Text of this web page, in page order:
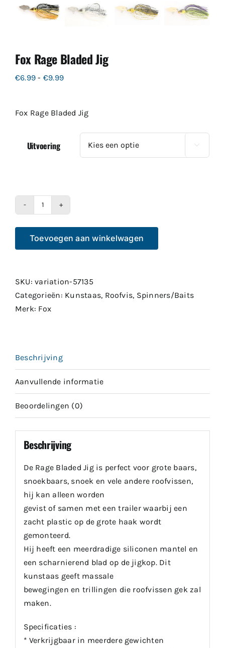
Fox Rage Bladed Jig
€6.99 - €9.99Prijsklasse:
€9.99
Fox Rage Bladed Jig
Uitvoering 
Bladed
Jig
Toevoegen aan winkelwagen
SKU:variation-57135
Categorieën: Kunstaas, Roofvis, Spinners/Baits
Merk: Fox
Beschrijving
Aanvullende informatie
Beoordelingen (0)
Beschrijving
De Rage Bladed Jig is perfect voor grote baars,
snoekbaars, snoek en vele andere roofvissen,
hij kan alleen worden
gevist of samen met een trailer waarbij een
zacht plastic op de grote haak wordt
gemonteerd.
Hij heeft een meerdradige siliconen mantel en
een scharnierend blad op de jigkop. Dit
kunstaas geeft massale
bewegingen en trillingen die roofvissen gek zal
maken.
Specificaties :
* Verkrijgbaar in meerdere gewichten